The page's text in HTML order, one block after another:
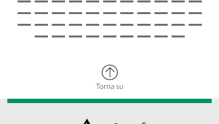
Torna su